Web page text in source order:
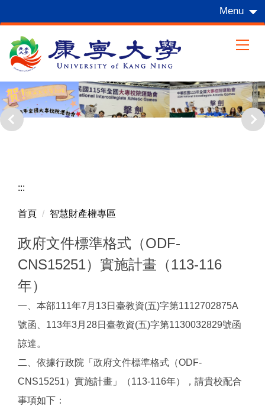
到
要
內
容
區
Menu
:::
首頁 智慧財產權專區
政府文件標準格式（ODF-
CNS15251）實施計畫（113-116
年）
一、本部111年7月13日臺教資(五)字第1112702875A
號函、113年3月28日臺教資(五)字第1130032829號函
諒達。
二、依據行政院「政府文件標準格式（ODF-
CNS15251）實施計畫」（113-116年），請貴校配合
事項如下：